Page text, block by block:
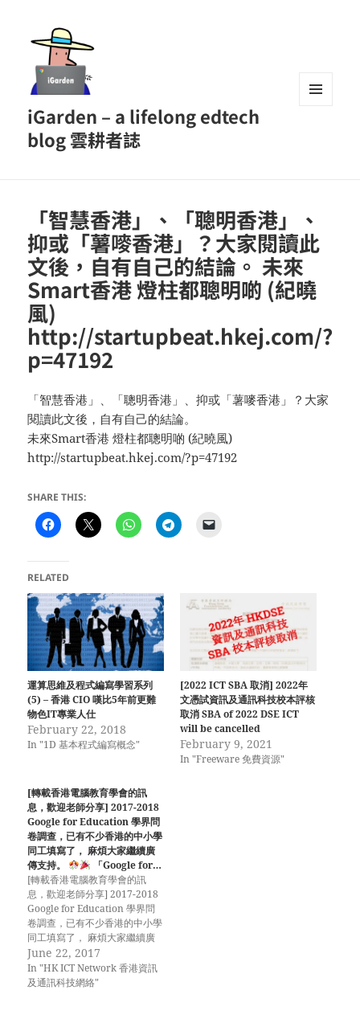
iGarden – a lifelong edtech
blog 雲耕者誌
「智慧香港」、「聰明香港」、
抑或「薯嘜香港」？大家閱讀此
文後，自有自己的結論。 未來
Smart香港 燈柱都聰明啲 (紀曉
風)
http://startupbeat.hkej.com/?
p=47192
「智慧香港」、「聰明香港」、抑或「薯嘜香港」？大家
閱讀此文後，自有自己的結論。
未來Smart香港 燈柱都聰明啲 (紀曉風)
http://startupbeat.hkej.com/?p=47192
SHARE THIS:
RELATED
運算思維及程式編寫學習系列
(5) – 香港 CIO 嘆比5年前更難
物色IT專業人仕
February 22, 2018
In "1D 基本程式編寫概念"
[2022 ICT SBA 取消] 2022年
文憑試資訊及通訊科技校本評核
取消 SBA of 2022 DSE ICT
will be cancelled
February 9, 2021
In "Freeware 免費資源"
[轉載香港電腦教育學會的訊
息，歡迎老師分享] 2017-2018
Google for Education 學界問
卷調查，已有不少香港的中小學
同工填寫了， 麻煩大家繼續廣
傳支持。
「Google for…
[轉載香港電腦教育學會的訊
息，歡迎老師分享] 2017-2018
Google for Education 學界問
卷調查，已有不少香港的中小學
同工填寫了， 麻煩大家繼續廣
傳支持。
「Google for
Education 」學界問卷 香港電
腦教育學會作為學界的一個專業
June 22, 2017
In "HK ICT Network 香港資訊
及通訊科技網絡"